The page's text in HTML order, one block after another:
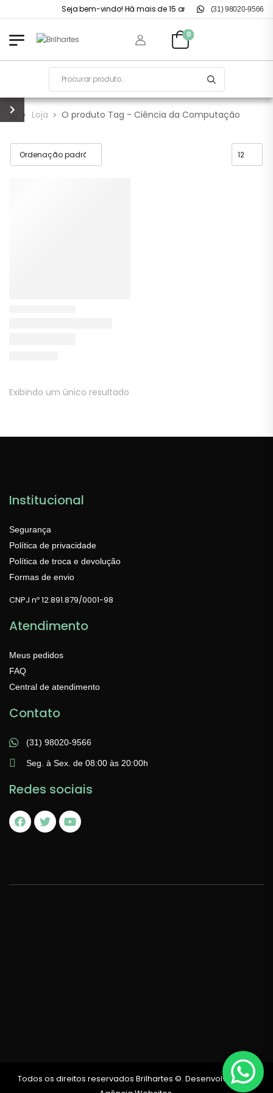
Seja bem-vindo! Há mais de 15 anos no mercado.
(31) 98020-9566
0
Loja O produto Tag - Ciência da Computação
Exibindo um único resultado
Institucional
Segurança
Política de privacidade
Política de troca e devolução
Formas de envio
CNPJ nº 12.891.879/0001-98
Atendimento
Meus pedidos
FAQ
Central de atendimento
Contato
(31) 98020-9566
Seg. à Sex. de 08:00 às 20:00h
Redes sociais
Todos os direitos reservados Brilhartes ©. Desenvolvido por